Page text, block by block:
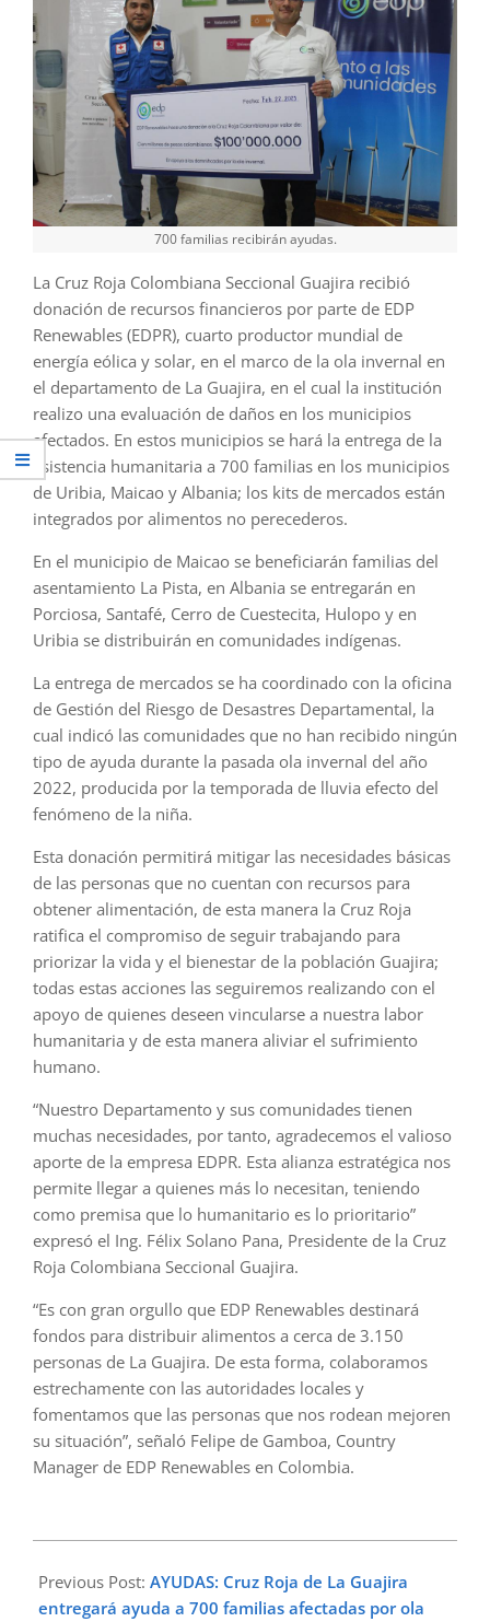
700 familias recibirán ayudas.
La Cruz Roja Colombiana Seccional Guajira recibió
donación de recursos financieros por parte de EDP
Renewables (EDPR), cuarto productor mundial de
energía eólica y solar, en el marco de la ola invernal en
el departamento de La Guajira, en el cual la institución
realizo una evaluación de daños en los municipios
afectados. En estos municipios se hará la entrega de la
asistencia humanitaria a 700 familias en los municipios
de Uribia, Maicao y Albania; los kits de mercados están
integrados por alimentos no perecederos.
En el municipio de Maicao se beneficiarán familias del
asentamiento La Pista, en Albania se entregarán en
Porciosa, Santafé, Cerro de Cuestecita, Hulopo y en
Uribia se distribuirán en comunidades indígenas.
La entrega de mercados se ha coordinado con la oficina
de Gestión del Riesgo de Desastres Departamental, la
cual indicó las comunidades que no han recibido ningún
tipo de ayuda durante la pasada ola invernal del año
2022, producida por la temporada de lluvia efecto del
fenómeno de la niña.
Esta donación permitirá mitigar las necesidades básicas
de las personas que no cuentan con recursos para
obtener alimentación, de esta manera la Cruz Roja
ratifica el compromiso de seguir trabajando para
priorizar la vida y el bienestar de la población Guajira;
todas estas acciones las seguiremos realizando con el
apoyo de quienes deseen vincularse a nuestra labor
humanitaria y de esta manera aliviar el sufrimiento
humano.
“Nuestro Departamento y sus comunidades tienen
muchas necesidades, por tanto, agradecemos el valioso
aporte de la empresa EDPR. Esta alianza estratégica nos
permite llegar a quienes más lo necesitan, teniendo
como premisa que lo humanitario es lo prioritario”
expresó el Ing. Félix Solano Pana, Presidente de la Cruz
Roja Colombiana Seccional Guajira.
“Es con gran orgullo que EDP Renewables destinará
fondos para distribuir alimentos a cerca de 3.150
personas de La Guajira. De esta forma, colaboramos
estrechamente con las autoridades locales y
fomentamos que las personas que nos rodean mejoren
su situación”, señaló Felipe de Gamboa, Country
Manager de EDP Renewables en Colombia.
02-
22
Previous Post: AYUDAS: Cruz Roja de La Guajira
entregará ayuda a 700 familias afectadas por ola